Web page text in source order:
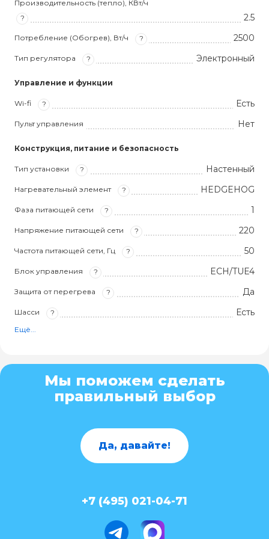
Производительность (тепло), КВт/ч
?
2.5
Потребление (Обогрев), Вт/ч ? 2500
Тип регулятора ? Электронный
Управление и функции
Wi-fi ? Есть
Пульт управления Нет
Конструкция, питание и безопасность
Тип установки ? Настенный
Нагревательный элемент ? HEDGEHOG
Фаза питающей сети ? 1
Напряжение питающей сети ? 220
Частота питающей сети, Гц ? 50
Блок управления ? ECH/TUE4
Защита от перегрева ? Да
Шасси ? Есть
Ещё...
Мы поможем сделать
правильный выбор
Да, давайте!
+7 (495) 021-04-71